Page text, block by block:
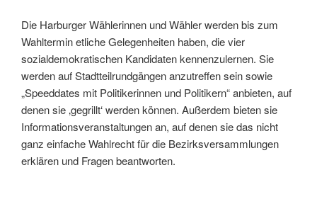
Die Harburger Wählerinnen und Wähler werden bis zum
Wahltermin etliche Gelegenheiten haben, die vier
sozialdemokratischen Kandidaten kennenzulernen. Sie
werden auf Stadtteilrundgängen anzutreffen sein sowie
„Speeddates mit Politikerinnen und Politikern“ anbieten, auf
denen sie ‚gegrillt‘ werden können. Außerdem bieten sie
Informationsveranstaltungen an, auf denen sie das nicht
ganz einfache Wahlrecht für die Bezirksversammlungen
erklären und Fragen beantworten.